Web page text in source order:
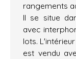
rangements
Il se situe
avec
lots.
est vendu